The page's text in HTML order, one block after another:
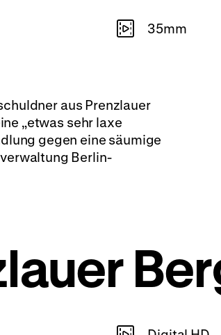
35mm
aus Prenzlauer
„etwas sehr laxe
gegen eine säumige
Berlin-